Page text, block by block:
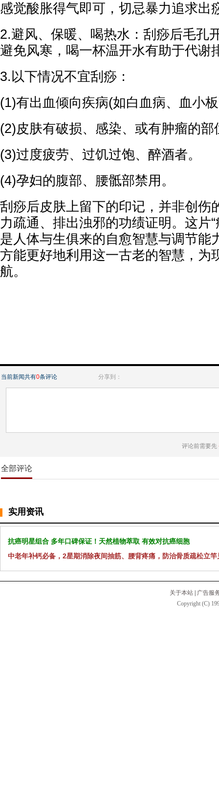
感觉酸胀得气即可，切忌暴力追求出
2.避风、保暖、喝热水：刮痧后毛孔
避免风寒，喝一杯温开水有助于代谢
3.以下情况不宜刮痧：
(1)有出血倾向疾病(如白血病、血小
(2)皮肤有破损、感染、或有肿瘤的部
(3)过度疲劳、过饥过饱、醉酒者。
(4)孕妇的腹部、腰骶部禁用。
刮痧后皮肤上留下的印记，并非创伤
力疏通、排出浊邪的功绩证明。这片
是人体与生俱来的自愈智慧与调节能
方能更好地利用这一古老的智慧，为
航。
当前新闻共有0条评论 分享到：
评论前需要先
全部评论
实用资讯
抗癌明星组合 多年口碑保证！天然植物萃取 有效对抗癌细胞
中老年补钙必备，2星期消除夜间抽筋、腰背疼痛，防治骨质疏松立竿
关于本站
广告服
Copyright (C)